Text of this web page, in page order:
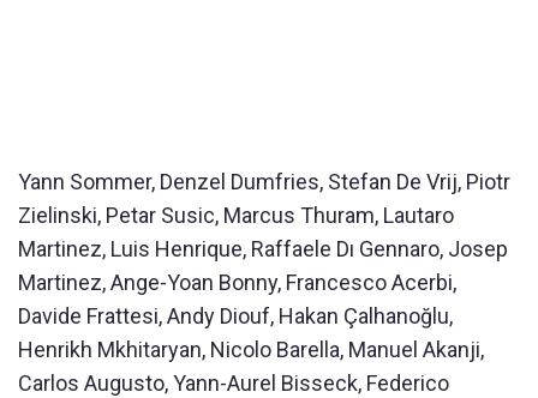
Yann Sommer, Denzel Dumfries, Stefan De Vrij, Piotr
Zielinski, Petar Susic, Marcus Thuram, Lautaro
Martinez, Luis Henrique, Raffaele Dı Gennaro, Josep
Martinez, Ange-Yoan Bonny, Francesco Acerbi,
Davide Frattesi, Andy Diouf, Hakan Çalhanoğlu,
Henrikh Mkhitaryan, Nicolo Barella, Manuel Akanji,
Carlos Augusto, Yann-Aurel Bisseck, Federico